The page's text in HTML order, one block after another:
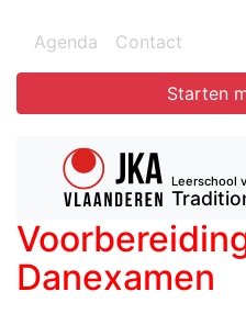
Agenda Contact
Starten
Leerschool
Danexamen